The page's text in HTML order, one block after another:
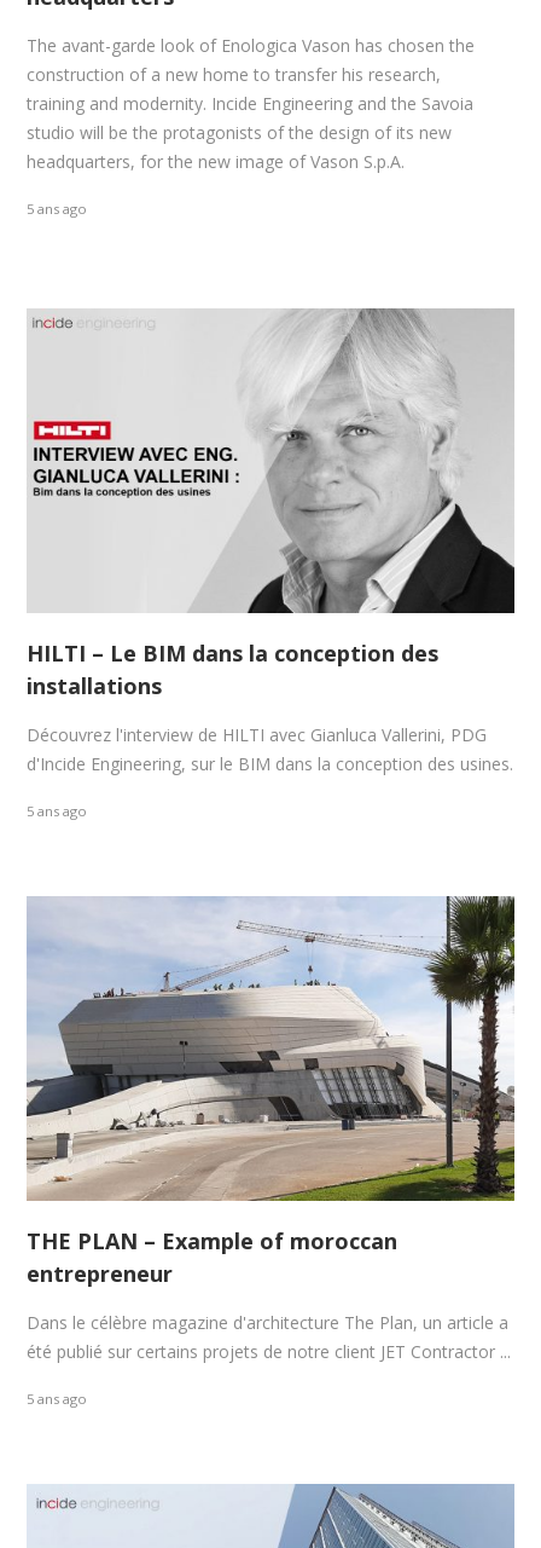
The avant-garde look of Enologica Vason has chosen the
construction of a new home to transfer his research,
training and modernity. Incide Engineering and the Savoia
studio will be the protagonists of the design of its new
headquarters, for the new image of Vason S.p.A.
5 ans ago
HILTI – Le BIM dans la conception des
installations
Découvrez l'interview de HILTI avec Gianluca Vallerini, PDG
d'Incide Engineering, sur le BIM dans la conception des usines.
5 ans ago
THE PLAN – Example of moroccan
entrepreneur
Dans le célèbre magazine d'architecture The Plan, un article a
été publié sur certains projets de notre client JET Contractor ...
5 ans ago